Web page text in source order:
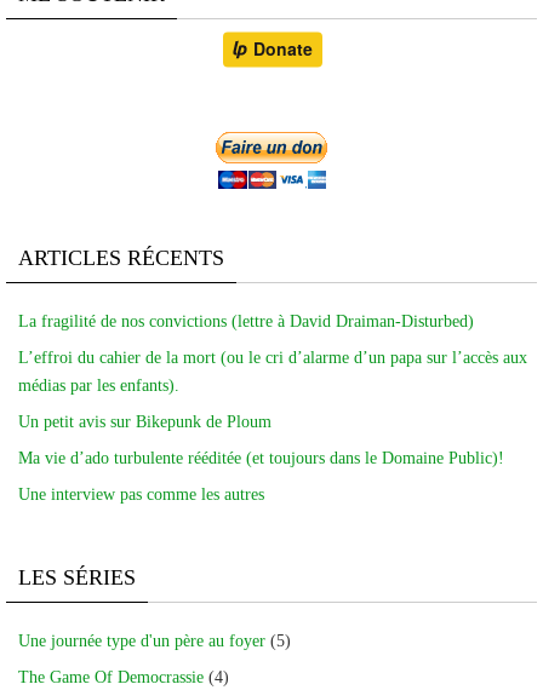
ARTICLES RÉCENTS
La fragilité de nos convictions (lettre à David Draiman-Disturbed)
L’effroi du cahier de la mort (ou le cri d’alarme d’un papa sur l’accès aux
médias par les enfants).
Un petit avis sur Bikepunk de Ploum
Ma vie d’ado turbulente rééditée (et toujours dans le Domaine Public)!
Une interview pas comme les autres
LES SÉRIES
Une journée type d'un père au foyer (5)
The Game Of Democrassie (4)